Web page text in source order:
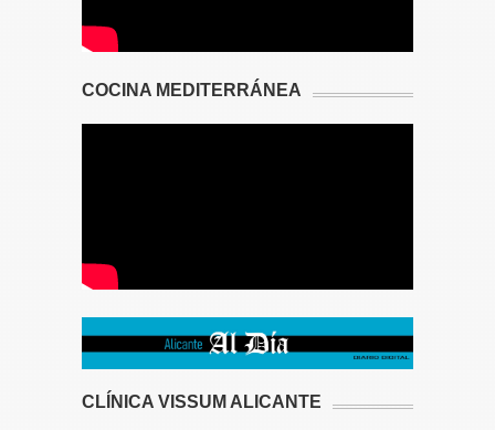
COCINA MEDITERRÁNEA
CLÍNICA VISSUM ALICANTE